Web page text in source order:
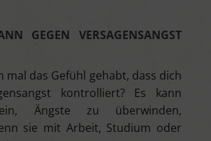
GEGEN VERSAGENSANGST
mal das Gefühl gehabt, dass dich
kontrolliert? Es kann
Ängste zu überwinden,
sie mit Arbeit, Studium oder